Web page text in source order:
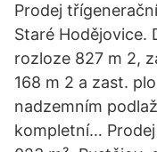
Prodej
Staré Hodějovice.
rozloze 827 m 2,
168 m 2 a zast.
nadzemním
kompletní…